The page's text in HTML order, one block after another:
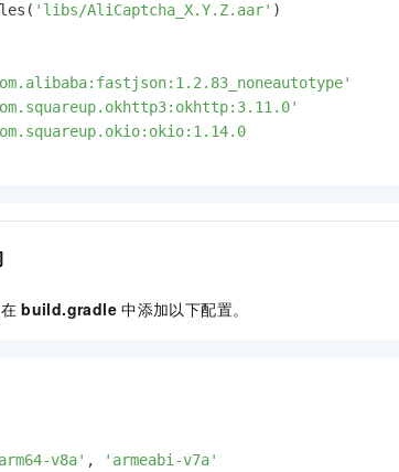
'libs/AliCaptcha_X.Y.Z.aar' )
build.gradle 中添加以下配置。
v8a' ,
'armeabi-v7a'